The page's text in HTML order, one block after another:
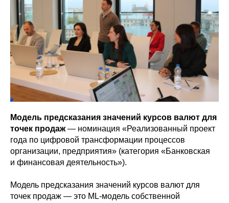
Модель предсказания значений курсов валют для
точек продаж— номинация «Реализованный проект
года по цифровой трансформации процессов
организации, предприятия» (категория «Банковская
и финансовая деятельность»).
Модель предсказания значений курсов валют для
точек продаж — это ML-модель собственной